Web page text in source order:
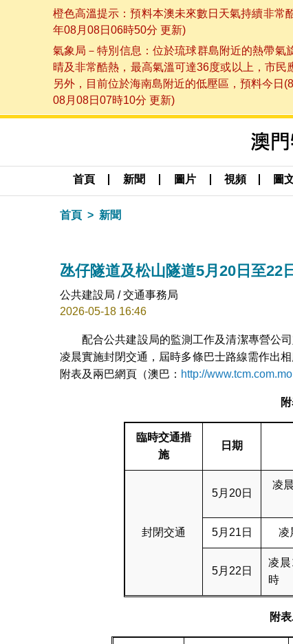
橙色高溫提示：預料本澳未來數日天氣持續非常
年08月08日06時50分 更新)
氣象局－特別信息：位於琉球群島附近的熱帶
晴及非常酷熱，最高氣溫可達36度或以上，市
另外，目前位於海南島附近的低壓區，預料今日
08月08日07時10分 更新)
首頁 新聞 圖片 視頻 圖
首頁 新聞
氹仔隧道及松山隧道5月20日至22
公共建設局 / 交通事務局
2026-05-18 16:46
配合公共建設局的監測工作及清潔專營公
凌晨實施封閉交通，屆時多條巴士路線需作出
附表及兩巴網頁（澳巴： http://www.tcm.com.mo
臨時交通措
施
日期
封閉交通
5月20日
凌
5月21日 凌
5月22日
凌
時
附